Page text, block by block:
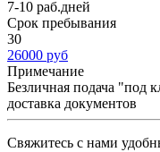
7-10 раб.дней
Срок пребывания
30
26000 руб
Примечание
Безличная подача "под
доставка документов
Cвяжитесь с нами